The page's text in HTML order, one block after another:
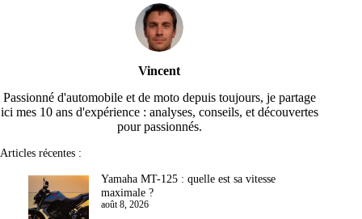
Vincent
Passionné d'automobile et de moto depuis toujours, je partage
ici mes 10 ans d'expérience : analyses, conseils, et découvertes
pour passionnés.
Articles récentes :
Yamaha MT-125 : quelle est sa vitesse
maximale ?
août 8, 2026